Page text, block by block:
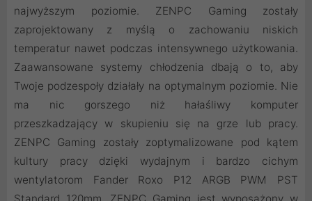
najwyższym poziomie. ZENPC Gaming zostały
zaprojektowany z myślą o zachowaniu niskich
temperatur nawet podczas intensywnego użytkowania.
Zaawansowane systemy chłodzenia dbają o to, aby
Twoje podzespoły działały na optymalnym poziomie. Nie
ma nic gorszego niż hałaśliwy komputer
przeszkadzający w skupieniu się na grze lub pracy.
ZENPC Gaming zostały zoptymalizowane pod kątem
kultury pracy dzięki wydajnym i bardzo cichym
wentylatorom Fander Roxo P12 ARGB PWM PST